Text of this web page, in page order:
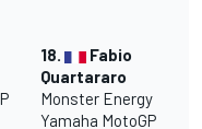
18.
Fabio
Quartararo
Monster Energy
Yamaha MotoGP